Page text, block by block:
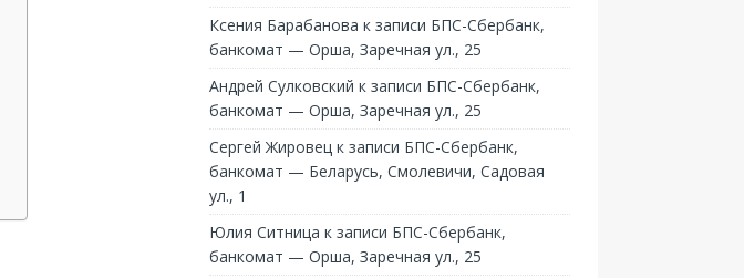
Ксения Барабанова к записи БПС-Сбербанк,
банкомат — Орша, Заречная ул., 25
Андрей Сулковский к записи БПС-Сбербанк,
банкомат — Орша, Заречная ул., 25
Сергей Жировец к записи БПС-Сбербанк,
банкомат — Беларусь, Смолевичи, Садовая
ул., 1
Юлия Ситница к записи БПС-Сбербанк,
банкомат — Орша, Заречная ул., 25